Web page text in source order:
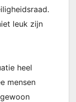
leuk zijn
heel
mensen